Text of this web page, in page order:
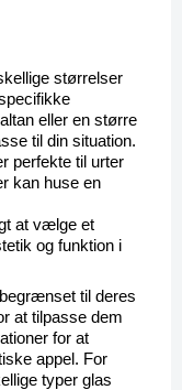
størrelser
eller en større
til din situation.
perfekte til urter
kan huse en
at vælge et
og funktion i
til deres
at tilpasse dem
for at
appel. For
typer glas